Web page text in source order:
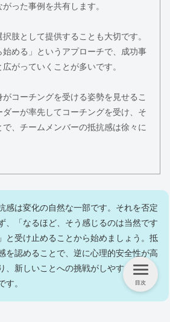
った事例を共有します。
肢として提供することも大切です。
始める」というアプローチで、成功事
がっていくことが多いです。
コーチングを受ける姿勢を見せるこ
ダーが率先してコーチングを受け、そ
、チームメンバーの抵抗感は徐々に
感は変化の自然な一部です。それを否定
、「なるほど、そう感じるのは当然です
と受け止めることから始めましょう。抵
を認めることで、逆に心理的安全性が高
、新しいことへの挑戦がしやすくなるも
す。
目次